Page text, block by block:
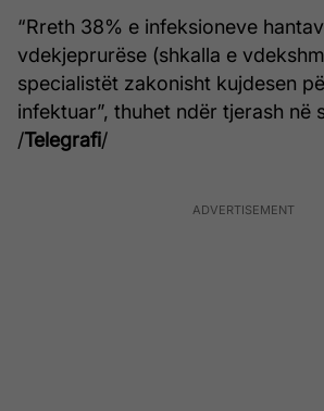
“Rreth 38% e infeksioneve
vdekjeprurëse (shkalla e
specialistët zakonisht kujdesen
infektuar”, thuhet ndër tjerash në
/Telegrafi/